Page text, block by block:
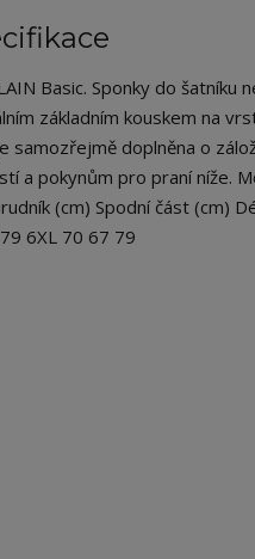
Basic. Sponky do
základním kouskem na
samozřejmě doplněna o
a pokynům pro praní níže.
(cm) Spodní část (cm)
6XL 70 67 79